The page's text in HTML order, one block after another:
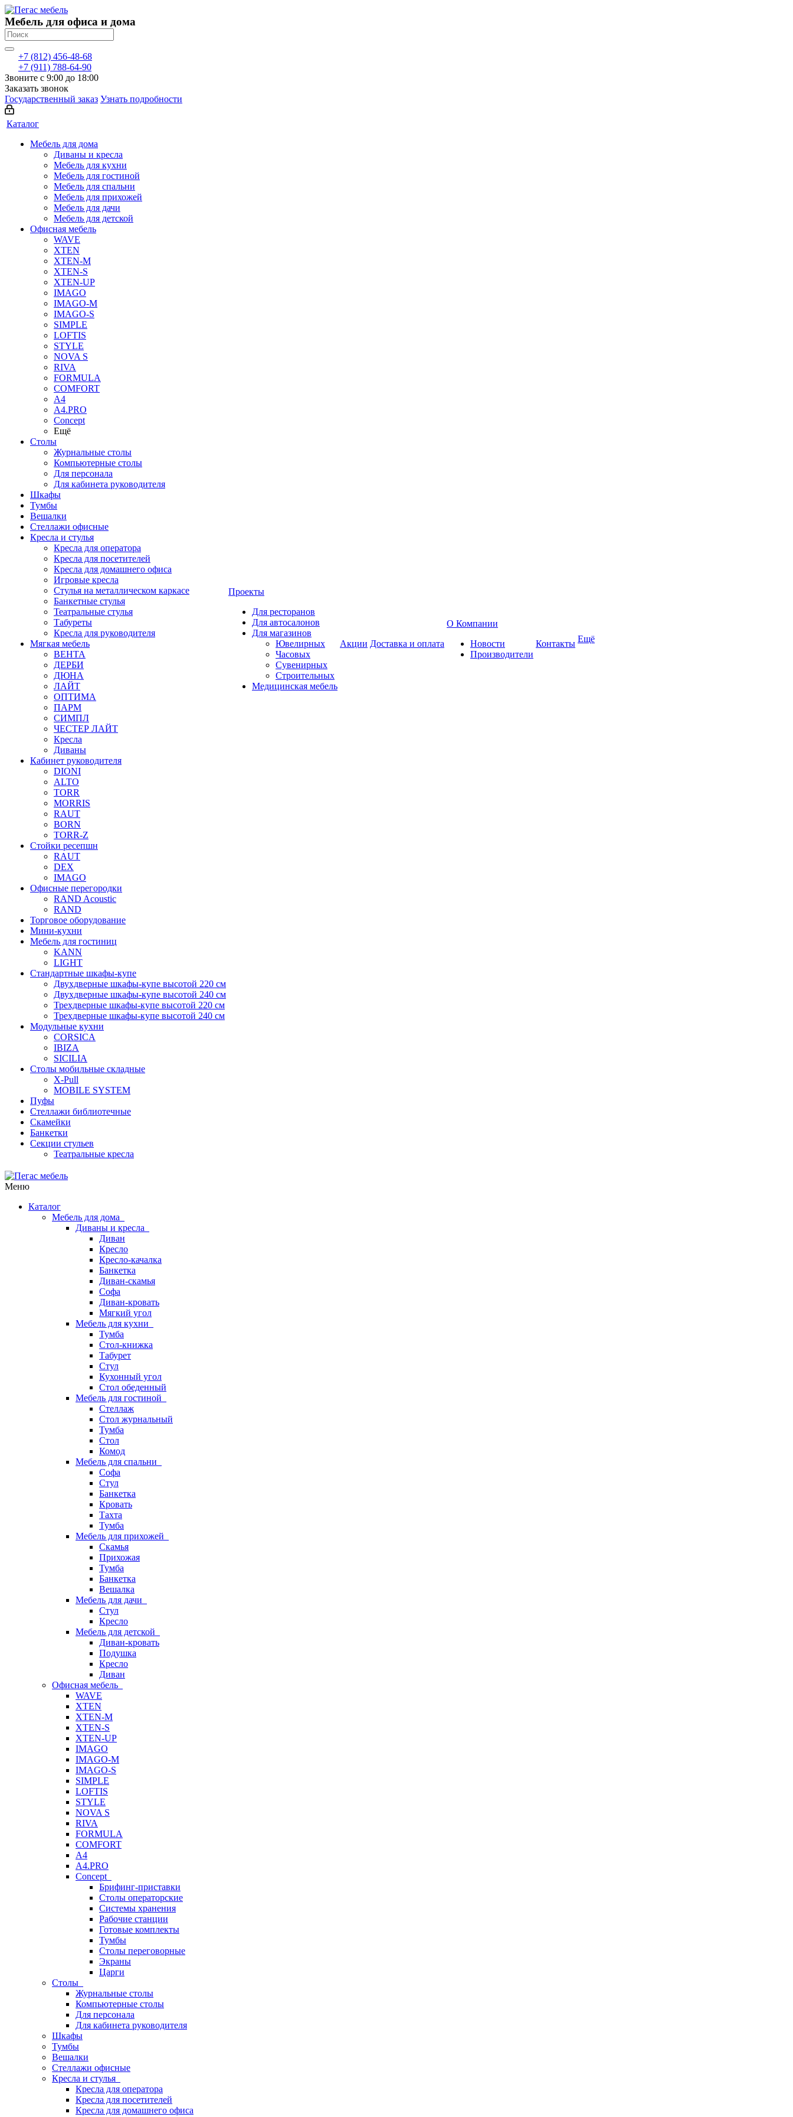
Мебель для офиса и дома
+7 (812) 456-48-68
+7 (911) 788-64-90
Звоните с 9:00 до 18:00
Заказать звонок
Государственный заказ Узнать подробности
Каталог
Мебель для дома
Диваны и кресла
Мебель для кухни
Мебель для гостиной
Мебель для спальни
Мебель для прихожей
Мебель для дачи
Мебель для детской
Офисная мебель
WAVE
XTEN
XTEN-M
XTEN-S
XTEN-UP
IMAGO
IMAGO-M
IMAGO-S
SIMPLE
LOFTIS
STYLE
NOVA S
RIVA
FORMULA
COMFORT
A4
A4.PRO
Concept
Ещё
Столы
Журнальные столы
Компьютерные столы
Для персонала
Для кабинета руководителя
Шкафы
Тумбы
Вешалки
Стеллажи офисные
Кресла и стулья
Кресла для оператора
Кресла для посетителей
Кресла для домашнего офиса
Игровые кресла
Стулья на металлическом каркасе
Банкетные стулья
Театральные стулья
Табуреты
Кресла для руководителя
Мягкая мебель
ВЕНТА
ДЕРБИ
ДЮНА
ЛАЙТ
ОПТИМА
ПАРМ
СИМПЛ
ЧЕСТЕР ЛАЙТ
Кресла
Диваны
Кабинет руководителя
DIONI
ALTO
TORR
MORRIS
RAUT
BORN
TORR-Z
Стойки ресепшн
RAUT
DEX
IMAGO
Офисные перегородки
RAND Acoustic
RAND
Торговое оборудование
Мини-кухни
Мебель для гостиниц
KANN
LIGHT
Стандартные шкафы-купе
Двухдверные шкафы-купе высотой 220 см
Двухдверные шкафы-купе высотой 240 см
Трехдверные шкафы-купе высотой 220 см
Трехдверные шкафы-купе высотой 240 см
Модульные кухни
CORSICA
IBIZA
SICILIA
Столы мобильные складные
X-Pull
MOBILE SYSTEM
Пуфы
Стеллажи библиотечные
Скамейки
Банкетки
Секции стульев
Театральные кресла
Проекты
Для ресторанов
Для автосалонов
Для магазинов
Ювелирных
Часовых
Сувенирных
Строительных
Медицинская мебель
Акции Доставка и оплата
О Компании
Новости
Производители
Контакты Ещё
Меню
Каталог
Мебель для дома
Диваны и кресла
Диван
Кресло
Кресло-качалка
Банкетка
Диван-скамья
Софа
Диван-кровать
Мягкий угол
Мебель для кухни
Тумба
Стол-книжка
Табурет
Стул
Кухонный угол
Стол обеденный
Мебель для гостиной
Стеллаж
Стол журнальный
Тумба
Стол
Комод
Мебель для спальни
Софа
Стул
Банкетка
Кровать
Тахта
Тумба
Мебель для прихожей
Скамья
Прихожая
Тумба
Банкетка
Вешалка
Мебель для дачи
Стул
Кресло
Мебель для детской
Диван-кровать
Подушка
Кресло
Диван
Офисная мебель
WAVE
XTEN
XTEN-M
XTEN-S
XTEN-UP
IMAGO
IMAGO-M
IMAGO-S
SIMPLE
LOFTIS
STYLE
NOVA S
RIVA
FORMULA
COMFORT
A4
A4.PRO
Concept
Брифинг-приставки
Столы операторские
Системы хранения
Рабочие станции
Готовые комплекты
Тумбы
Столы переговорные
Экраны
Царги
Столы
Журнальные столы
Компьютерные столы
Для персонала
Для кабинета руководителя
Шкафы
Тумбы
Вешалки
Стеллажи офисные
Кресла и стулья
Кресла для оператора
Кресла для посетителей
Кресла для домашнего офиса